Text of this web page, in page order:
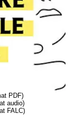
PDF)
audio)
FALC)